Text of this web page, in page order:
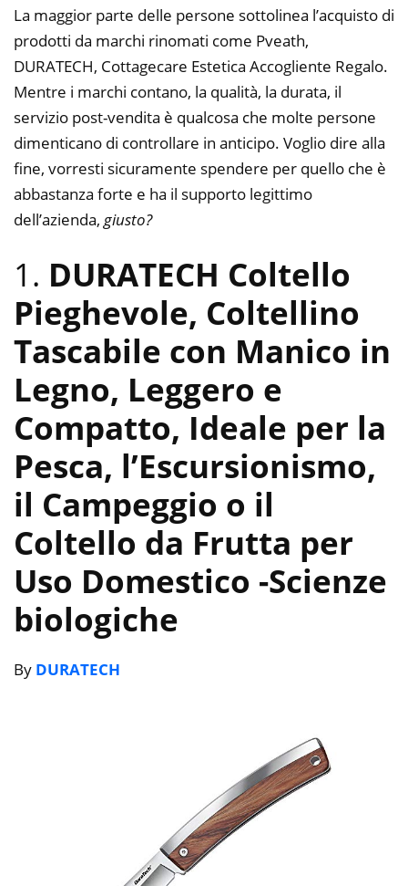
La maggior parte delle persone sottolinea l’acquisto di
prodotti da marchi rinomati come Pveath,
DURATECH, Cottagecare Estetica Accogliente Regalo.
Mentre i marchi contano, la qualità, la durata, il
servizio post-vendita è qualcosa che molte persone
dimenticano di controllare in anticipo. Voglio dire alla
fine, vorresti sicuramente spendere per quello che è
abbastanza forte e ha il supporto legittimo
dell’azienda, giusto?
1. DURATECH Coltello
Pieghevole, Coltellino
Tascabile con Manico in
Legno, Leggero e
Compatto, Ideale per la
Pesca, l’Escursionismo,
il Campeggio o il
Coltello da Frutta per
Uso Domestico -Scienze
biologiche
By DURATECH